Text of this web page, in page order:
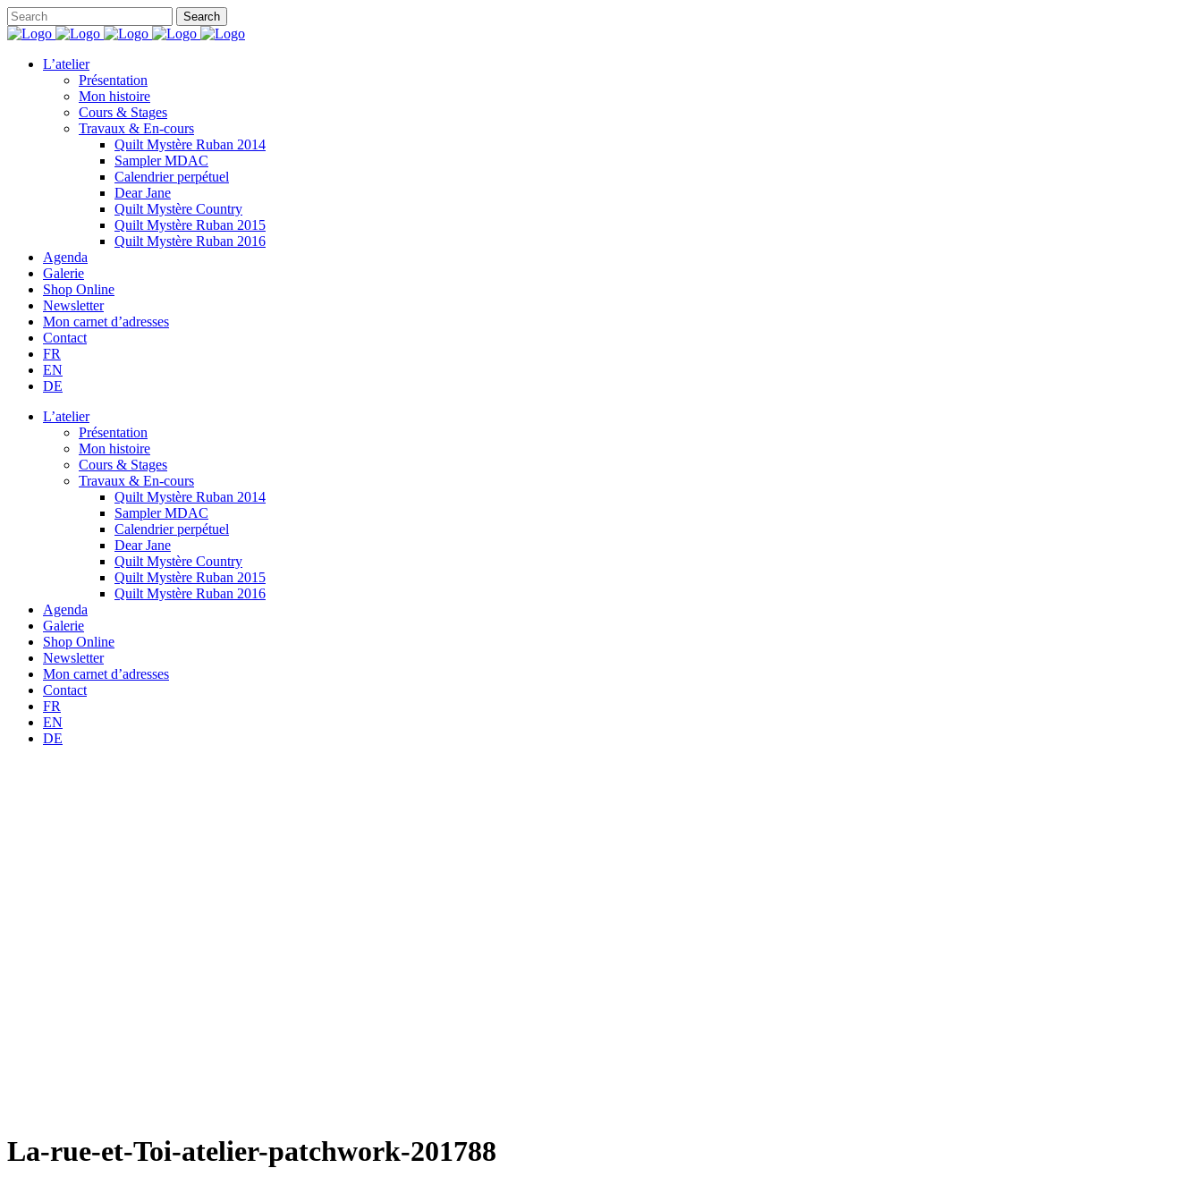
L’atelier
Présentation
Mon histoire
Cours & Stages
Travaux & En-cours
Quilt Mystère Ruban 2014
Sampler MDAC
Calendrier perpétuel
Dear Jane
Quilt Mystère Country
Quilt Mystère Ruban 2015
Quilt Mystère Ruban 2016
Agenda
Galerie
Shop Online
Newsletter
Mon carnet d’adresses
Contact
FR
EN
DE
L’atelier
Présentation
Mon histoire
Cours & Stages
Travaux & En-cours
Quilt Mystère Ruban 2014
Sampler MDAC
Calendrier perpétuel
Dear Jane
Quilt Mystère Country
Quilt Mystère Ruban 2015
Quilt Mystère Ruban 2016
Agenda
Galerie
Shop Online
Newsletter
Mon carnet d’adresses
Contact
FR
EN
DE
La-rue-et-Toi-atelier-patchwork-201788